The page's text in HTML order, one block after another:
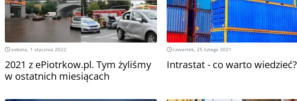
sobota, 1 stycznia 2022
2021 z ePiotrkow.pl. Tym żyliśmy
w ostatnich miesiącach
czwartek, 25 lutego 2021
Intrastat - co warto wiedzieć?